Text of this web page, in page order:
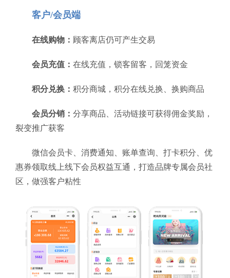
客户/会员端
在线购物： 顾客离店仍可产生交易
会员充值： 在线充值，锁客留客，回笼资金
积分兑换： 积分商城，积分在线兑换、换购商品
会员分销： 分享商品、活动链接可获得佣金奖励，
裂变推广获客
微信会员卡、消费通知、账单查询、打卡积分、优
惠券领取线上线下会员权益互通，打造品牌专属会员社
区，做强客户粘性